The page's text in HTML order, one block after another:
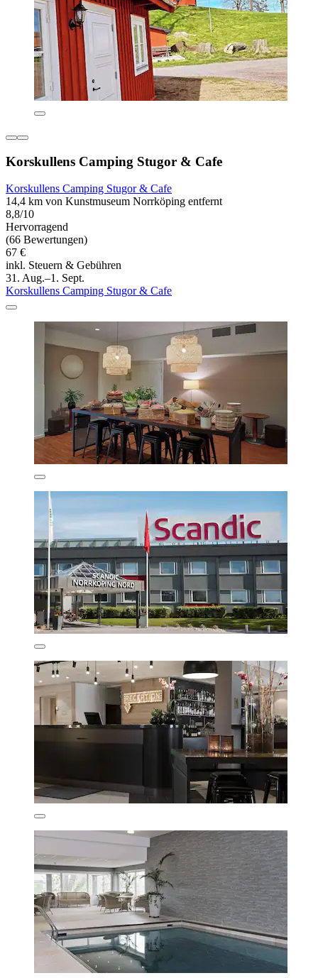
Korskullens Camping Stugor & Cafe
Korskullens Camping Stugor & Cafe
14,4 km von Kunstmuseum Norrköping entfernt
8,8/10
Hervorragend
(66 Bewertungen)
67 €
inkl. Steuern & Gebühren
31. Aug.–1. Sept.
Korskullens Camping Stugor & Cafe